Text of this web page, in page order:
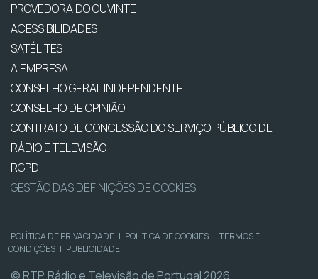
PROVEDORA DO OUVINTE
ACESSIBILIDADES
SATÉLITES
A EMPRESA
CONSELHO GERAL INDEPENDENTE
CONSELHO DE OPINIÃO
CONTRATO DE CONCESSÃO DO SERVIÇO PÚBLICO DE
RÁDIO E TELEVISÃO
RGPD
GESTÃO DAS DEFINIÇÕES DE COOKIES
POLÍTICA DE PRIVACIDADE | POLÍTICA DE COOKIES | TERMOS E
CONDIÇÕES | PUBLICIDADE
© RTP, Rádio e Televisão de Portugal 2026